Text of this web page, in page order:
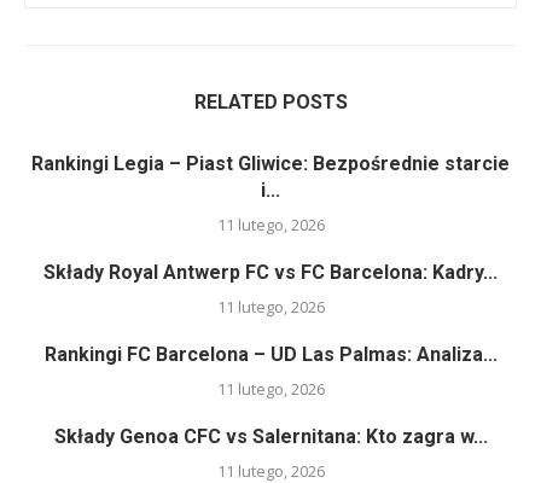
RELATED POSTS
Rankingi Legia – Piast Gliwice: Bezpośrednie starcie
i...
11 lutego, 2026
Składy Royal Antwerp FC vs FC Barcelona: Kadry...
11 lutego, 2026
Rankingi FC Barcelona – UD Las Palmas: Analiza...
11 lutego, 2026
Składy Genoa CFC vs Salernitana: Kto zagra w...
11 lutego, 2026